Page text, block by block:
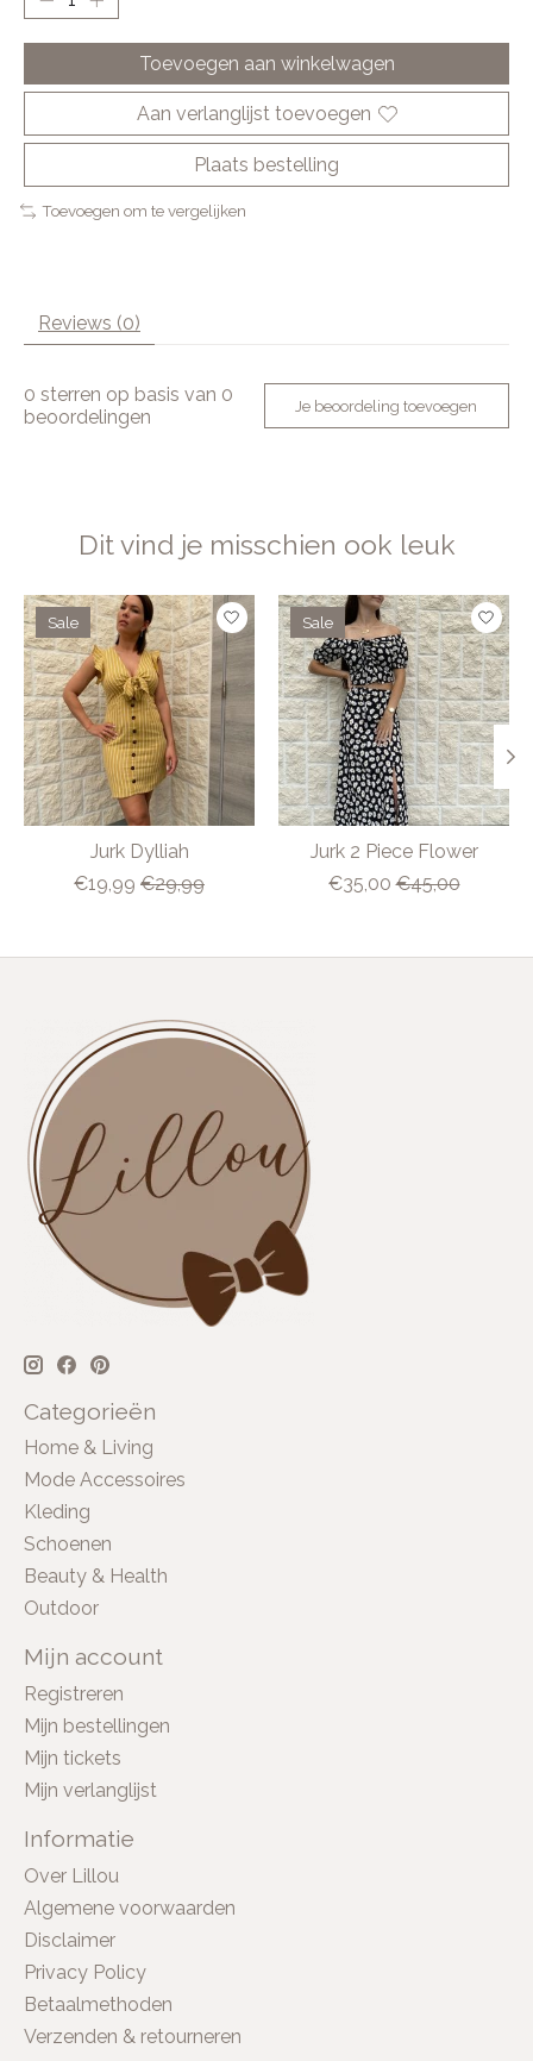
Toevoegen aan winkelwagen
Aan verlanglijst toevoegen
Plaats bestelling
Toevoegen om te vergelijken
Reviews (0)
0 sterren op basis van 0
beoordelingen
Je beoordeling toevoegen
Dit vind je misschien ook leuk
Items van productcarrousel
Sale
Jurk Dylliah
€19,99 €29,99
Sale
Jurk 2 Piece Flower
€35,00 €45,00
Categorieën
Home & Living
Mode Accessoires
Kleding
Schoenen
Beauty & Health
Outdoor
Mijn account
Registreren
Mijn bestellingen
Mijn tickets
Mijn verlanglijst
Informatie
Over Lillou
Algemene voorwaarden
Disclaimer
Privacy Policy
Betaalmethoden
Verzenden & retourneren